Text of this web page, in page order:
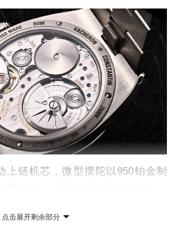
上链机芯，微型摆陀以950铂金制
点击展开剩余部分